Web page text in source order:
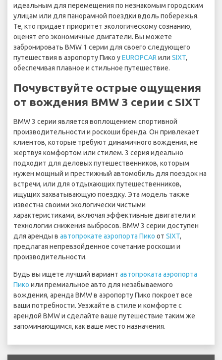
идеальным для перемещения по незнакомым городским
улицам или для панорамной поездки вдоль побережья.
Те, кто придает приоритет экологическому сознанию,
оценят его экономичные двигатели. Вы можете
забронировать BMW 1 серии для своего следующего
путешествия в аэропорту Пико уEUROPCAR или SIXT,
обеспечивая плавное и стильное путешествие.
Почувствуйте острые ощущения
от вождения BMW 3 серии с SIXT
BMW 3 серии является воплощением спортивной
производительности и роскоши бренда. Он привлекает
клиентов, которые требуют динамичного вождения, не
жертвуя комфортом или стилем. 3 серия идеально
подходит для деловых путешественников, которым
нужен мощный и престижный автомобиль для поездок на
встречи, или для отдыхающих путешественников,
ищущих захватывающую поездку. Эта модель также
известна своими экологически чистыми
характеристиками, включая эффективные двигатели и
технологии снижения выбросов. BMW 3 серии доступен
для аренды в автопрокате аэропорта Пико от SIXT,
предлагая непревзойденное сочетание роскоши и
производительности.
Будь вы ищете лучший вариант автопроката аэропорта
Пико или премиальное авто для незабываемого
вождения, аренда BMW в аэропорту Пико покроет все
ваши потребности. Уезжайте в стиле и комфорте с
арендой BMW и сделайте ваше путешествие таким же
запоминающимся, как ваше место назначения.